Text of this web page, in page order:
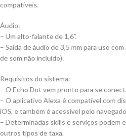
compatíveis.
Áudio:
– Um alto-falante de 1,6”.
– Saída de áudio de 3,5 mm para uso
de som não incluído).
Requisitos do sistema:
– O Echo Dot vem pronto para se
– O aplicativo Alexa é compatível com
iOS, e também é acessível pelo
– Determinadas skills e serviços podem
outros tipos de taxa.